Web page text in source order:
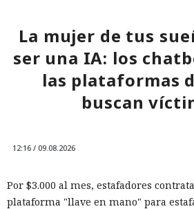
La mujer de tus
ser una IA: los
las plataformas
buscan
12:16 / 09.08.2026
Por $3.000 al mes, estafadores
plataforma "llave en mano" para